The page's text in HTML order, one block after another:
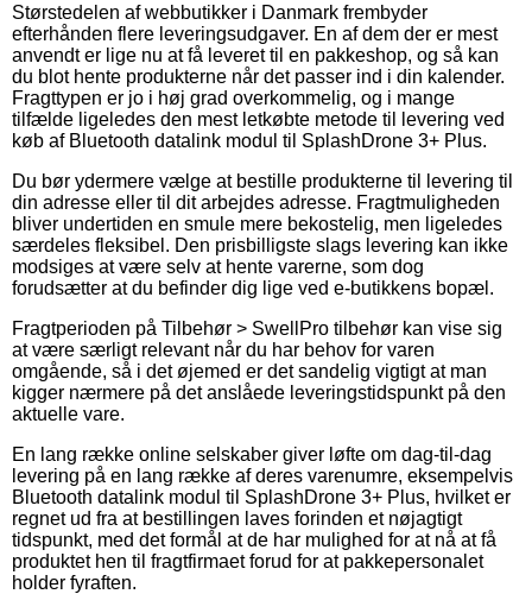
Størstedelen af webbutikker i Danmark frembyder
efterhånden flere leveringsudgaver. En af dem der er mest
anvendt er lige nu at få leveret til en pakkeshop, og så kan
du blot hente produkterne når det passer ind i din kalender.
Fragttypen er jo i høj grad overkommelig, og i mange
tilfælde ligeledes den mest letkøbte metode til levering ved
køb af Bluetooth datalink modul til SplashDrone 3+ Plus.
Du bør ydermere vælge at bestille produkterne til levering til
din adresse eller til dit arbejdes adresse. Fragtmuligheden
bliver undertiden en smule mere bekostelig, men ligeledes
særdeles fleksibel. Den prisbilligste slags levering kan ikke
modsiges at være selv at hente varerne, som dog
forudsætter at du befinder dig lige ved e-butikkens bopæl.
Fragtperioden på Tilbehør > SwellPro tilbehør kan vise sig
at være særligt relevant når du har behov for varen
omgående, så i det øjemed er det sandelig vigtigt at man
kigger nærmere på det anslåede leveringstidspunkt på den
aktuelle vare.
En lang række online selskaber giver løfte om dag-til-dag
levering på en lang række af deres varenumre, eksempelvis
Bluetooth datalink modul til SplashDrone 3+ Plus, hvilket er
regnet ud fra at bestillingen laves forinden et nøjagtigt
tidspunkt, med det formål at de har mulighed for at nå at få
produktet hen til fragtfirmaet forud for at pakkepersonalet
holder fyraften.